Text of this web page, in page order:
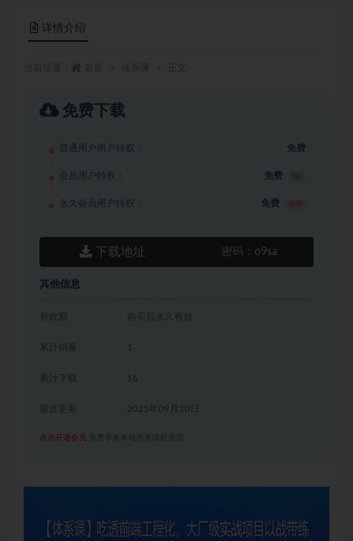
详情介绍
免费下载
普通用户用户特权： 免费
会员用户特权： 免费 5折
永久会员用户特权： 免费
下载地址 密码： o9sa
其他信息
有效期 购买后永久有效
累计销量 1
累计下载 16
2025年09月20日
点击开通会员 免费享有本站所有课程资源